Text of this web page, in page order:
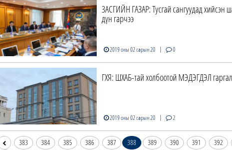
ЗАСГИЙН ГАЗАР: Тусгай сангуудад хийсэн
дүн гарчээ
2019 оны 02 сарын 20 | 0
ГХЯ: ШХАБ-тай холбоотой МЭДЭГДЭЛ
2019 оны 02 сарын 20 | 2
383 384 385 386 387 388 389 390 391 392